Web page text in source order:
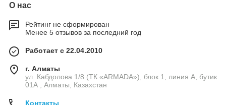
О нас
Рейтинг не сформирован
Менее 5 отзывов за последний год
Работает с 22.04.2010
г. Алматы
ул. Кабдолова 1/8 (ТК «ARMADA»), блок 1, линия А, бутик
01А , Алматы, Казахстан
Контакты